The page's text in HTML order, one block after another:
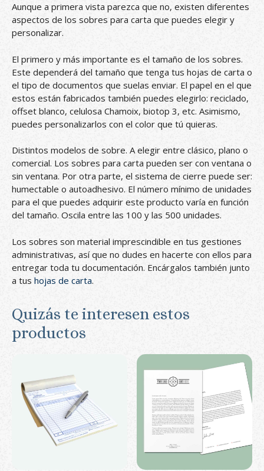
Aunque a primera vista parezca que no, existen diferentes
aspectos de los sobres para carta que puedes elegir y
personalizar.
El primero y más importante es el tamaño de los sobres.
Este dependerá del tamaño que tenga tus hojas de carta o
el tipo de documentos que suelas enviar. El papel en el que
estos están fabricados también puedes elegirlo: reciclado,
offset blanco, celulosa Chamoix, biotop 3, etc. Asimismo,
puedes personalizarlos con el color que tú quieras.
Distintos modelos de sobre. A elegir entre clásico, plano o
comercial. Los sobres para carta pueden ser con ventana o
sin ventana. Por otra parte, el sistema de cierre puede ser:
humectable o autoadhesivo. El número mínimo de unidades
para el que puedes adquirir este producto varía en función
del tamaño. Oscila entre las 100 y las 500 unidades.
Los sobres son material imprescindible en tus gestiones
administrativas, así que no dudes en hacerte con ellos para
entregar toda tu documentación. Encárgalos también junto
a tus hojas de carta.
Quizás te interesen estos
productos